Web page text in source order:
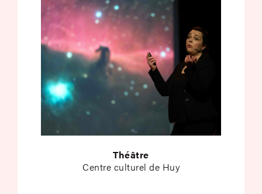
Théâtre
Centre culturel de Huy